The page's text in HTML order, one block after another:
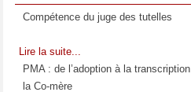
Compétence du juge des tutelles
Lire la suite...
PMA : de l’adoption à la
la Co-mère